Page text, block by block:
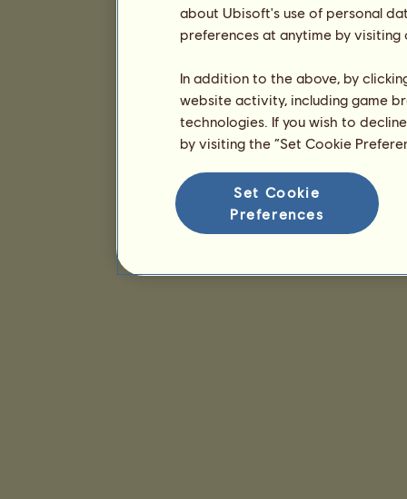
about Ubisoft's use of personal
preferences at anytime by
In addition to the above, by
website activity, including game
technologies. If you wish to
by visiting the “Set Cookie
Set Cookie
Preferences